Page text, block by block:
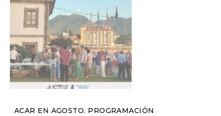
ACAR EN AGOSTO. PROGRAMACIÓN